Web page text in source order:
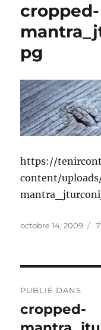
cropped-
pg
https://
content/
Publié
octobre 14, 2009
de
PUBLIÉ DANS
cropped-